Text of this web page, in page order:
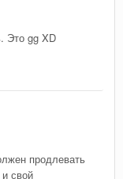
Это gg XD
продлевать
свой